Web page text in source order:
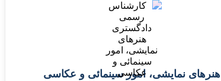
هنرهای نمایشی، امور سینمائی و عکاسی